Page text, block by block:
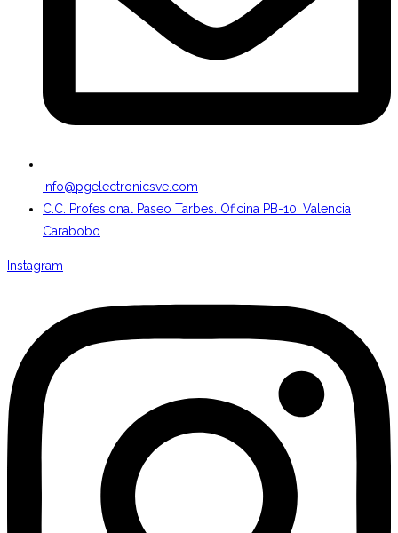
info@pgelectronicsve.com
C.C. Profesional Paseo Tarbes. Oficina PB-10. Valencia
Carabobo
Instagram